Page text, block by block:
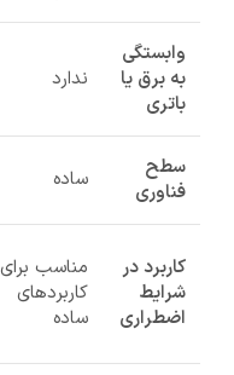
وابستگی
به برق یا
باتری
ندارد
سطح
فناوری
ساده
کاربرد در
شرایط
اضطراری
مناسب برای
کاربردهای
ساده